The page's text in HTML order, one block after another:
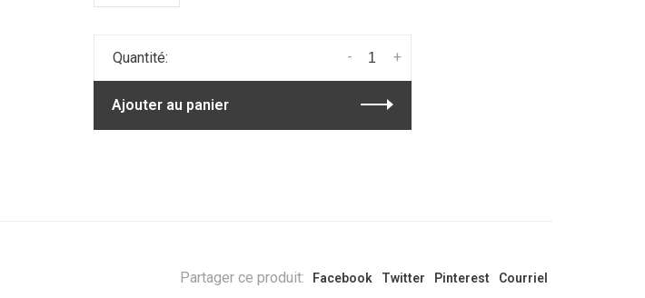
Quantité: +
-
Ajouter au panier
Partager ce produit: Facebook Twitter Pinterest Courriel